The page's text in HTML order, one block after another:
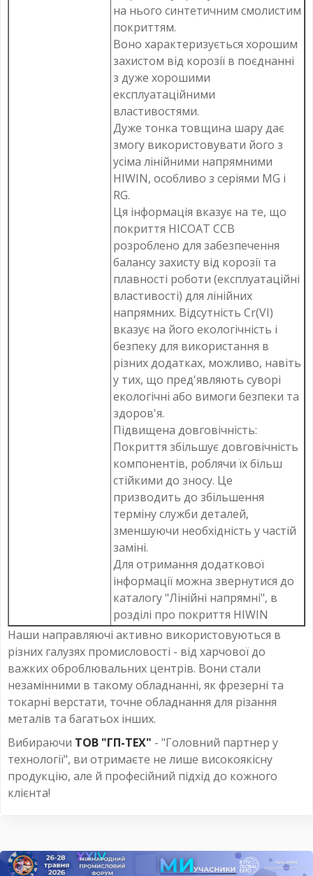
на нього синтетичним смолистим
покриттям.
Воно характеризується хорошим
захистом від корозії в поєднанні
з дуже хорошими
експлуатаційними
властивостями.
Дуже тонка товщина шару дає
змогу використовувати його з
усіма лінійними напрямними
HIWIN, особливо з серіями MG і
RG.
Ця інформація вказує на те, що
покриття HICOAT CCB
розроблено для забезпечення
балансу захисту від корозії та
плавності роботи (експлуатаційні
властивості) для лінійних
напрямних. Відсутність Cr(VI)
вказує на його екологічність і
безпеку для використання в
різних додатках, можливо, навіть
у тих, що пред'являють суворі
екологічні або вимоги безпеки та
здоров'я.
Підвищена довговічність:
Покриття збільшує довговічність
компонентів, роблячи їх більш
стійкими до зносу. Це
призводить до збільшення
терміну служби деталей,
зменшуючи необхідність у частій
заміні.
Для отримання додаткової
інформації можна звернутися до
каталогу "Лінійні напрямні", в
розділі про покриття HIWIN
Наши направляючі активно використовуються в
різних галузях промисловості - від харчової до
важких оброблювальних центрів. Вони стали
незамінними в такому обладнанні, як фрезерні та
токарні верстати, точне обладнання для різання
металів та багатьох інших.
Вибираючи ТОВ "ГП-ТЕХ" - "Головний партнер у
технології", ви отримаєте не лише високоякісну
продукцію, але й професійний підхід до кожного
клієнта!